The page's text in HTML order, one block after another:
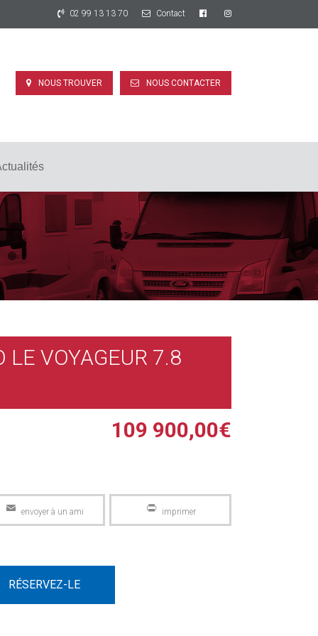
02 99 13 13 70 Contact
NOUS TROUVER NOUS CONTACTER
LE VOYAGEUR 7.8
109 900,00€
Email PrintFriendly
RÉSERVEZ-LE